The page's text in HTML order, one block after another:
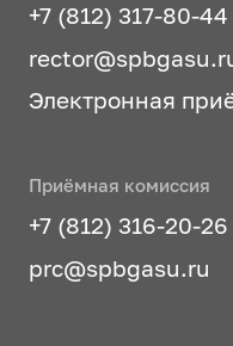
+7 (812) 317-80-44
Электронная
Приёмная комиссия
+7 (812) 316-20-26
prc@spbgasu.ru